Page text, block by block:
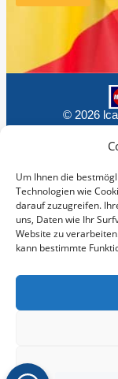
Um Ihnen die
Technologien wie
darauf zuzugreifen.
uns, Daten wie Ihr
Website zu
kann bestimmte
© 2026